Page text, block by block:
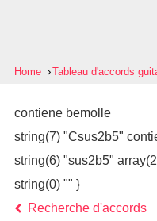
Home Tableau d'accords
contiene bemolle
string(7) "Csus2b5"
string(6) "sus2b5"
string(0) "" }
Recherche d'accords